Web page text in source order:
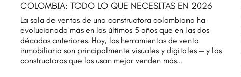
COLOMBIA: TODO LO QUE NECESITAS EN 2026
La sala de ventas de una constructora colombiana ha
evolucionado más en los últimos 5 años que en las dos
décadas anteriores. Hoy, las herramientas de venta
inmobiliaria son principalmente visuales y digitales — y las
constructoras que las usan mejor venden más...